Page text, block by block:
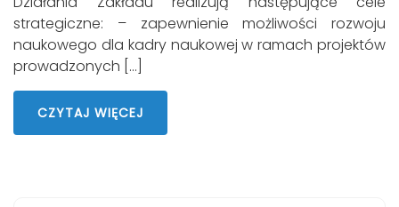
strategiczne: – zapewnienie możliwości rozwoju
naukowego dla kadry naukowej w ramach projektów
prowadzonych […]
CZYTAJ WIĘCEJ